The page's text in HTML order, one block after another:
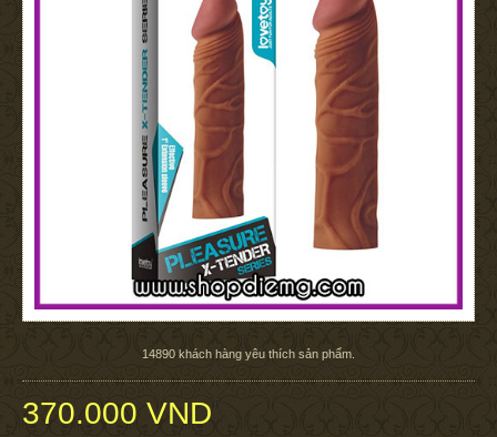
14890 khách hàng yêu thích sản phẩm.
370.000 VND